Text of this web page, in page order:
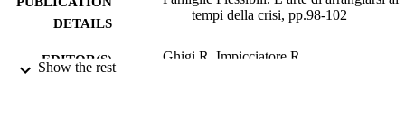
DETAILS
tempi della crisi, pp.98-102
EDITOR(S) Ghigi R, Impicciatore R
Show the rest